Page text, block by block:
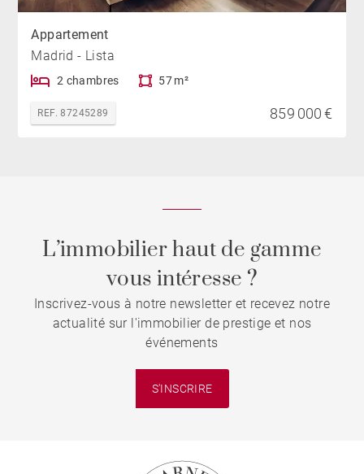
Appartement
Madrid - Lista
2 chambres 57 m²
REF. 87245289 859 000 €
L’immobilier haut de gamme
vous intéresse ?
Inscrivez-vous à notre newsletter et recevez notre
actualité sur l'immobilier de prestige et nos
événements
S'INSCRIRE